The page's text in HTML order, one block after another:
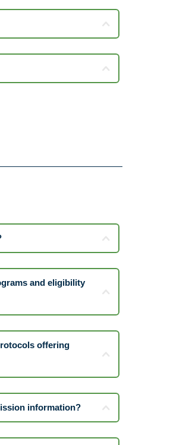
and eligibility
offering
information?